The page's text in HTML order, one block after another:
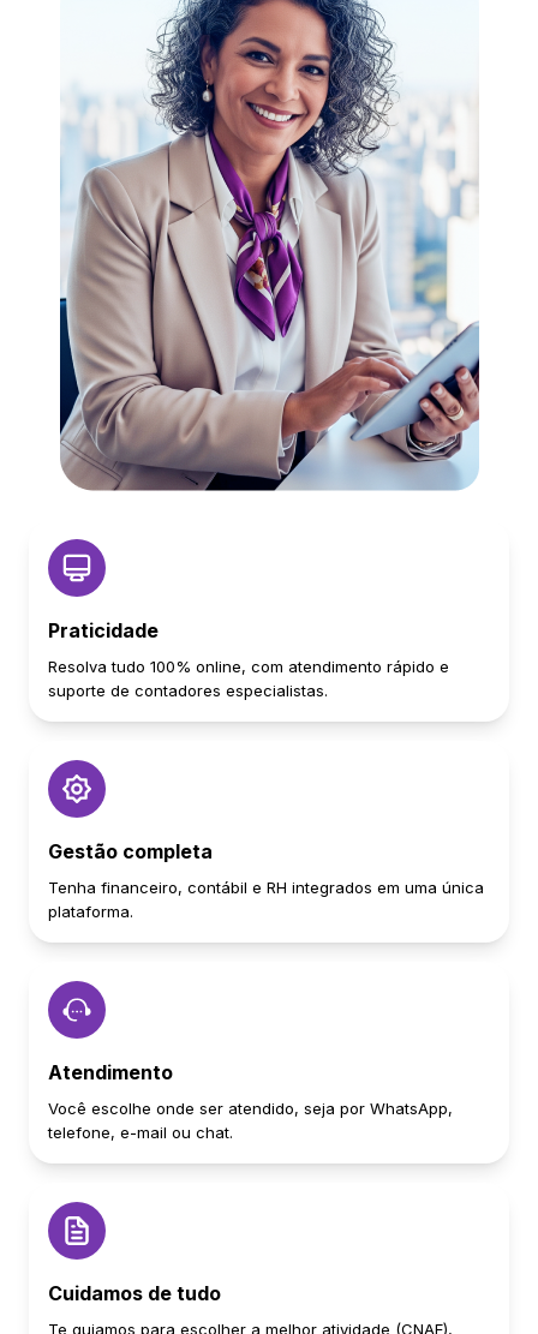
Praticidade
Resolva tudo 100% online, com atendimento rápido e
suporte de contadores especialistas.
Gestão completa
Tenha financeiro, contábil e RH integrados em uma única
plataforma.
Atendimento
Você escolhe onde ser atendido, seja por WhatsApp,
telefone, e-mail ou chat.
Cuidamos de tudo
Te guiamos para escolher a melhor atividade (CNAE),